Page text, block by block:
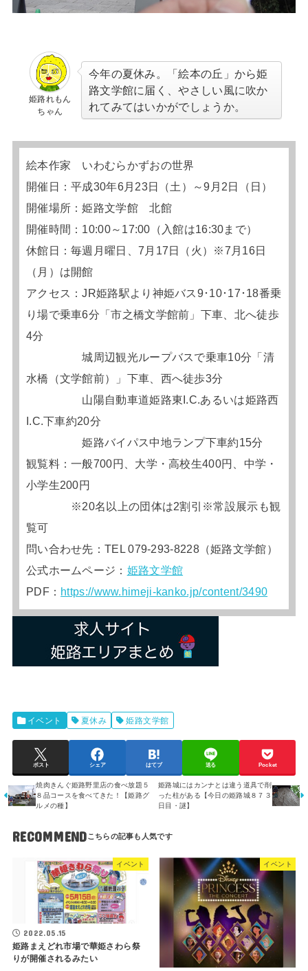
姫路れもん
ちゃん
今年の夏休み。「絵本の丘」から姫
路文学館に届く、やさしい風に吹か
れてみてはいかがでしょうか。
絵本作家 いわむらかずおの世界
開催日：平成30年6月23日（土）～9月2日（日）
開催場所：姫路文学館 北館
開催時間：10:00～17:00（入館は16:30まで）
休館日：毎週月曜日、7月17日（火）※7月16日
（月）は開館
アクセス：JR姫路駅より神姫バス9･10･17･18番乗
り場で乗車6分「市之橋文学館前」下車、北へ徒歩
4分
城周辺観光ループバスで乗車10分「清
水橋（文学館前）」下車、西へ徒歩3分
山陽自動車道姫路東I.C.あるいは姫路西
I.C.下車約20分
姫路バイパス中地ランプ下車約15分
観覧料：一般700円、大学・高校生400円、中学・
小学生200円
※20名以上の団体は2割引※常設展示も観
覧可
問い合わせ先：TEL 079-293-8228（姫路文学館）
公式ホームページ： 姫路文学館
PDF： https://www.himeji-kanko.jp/content/3490
イベント 夏休み 姫路文学館
ポスト シェア はてブ 送る Pocket
焼肉きんぐ姫路野里店の食べ放題５
８品コースを食べてきた！【姫路グ
ルメの種】
姫路城にはカンナとは違う道具で削
った柱がある【今日の姫路城８７３
日目・謎】
RECOMMEND
イベント
2022.05.15
姫路まえどれ市場で華姫さわら祭
りが開催されるみたい
イベント